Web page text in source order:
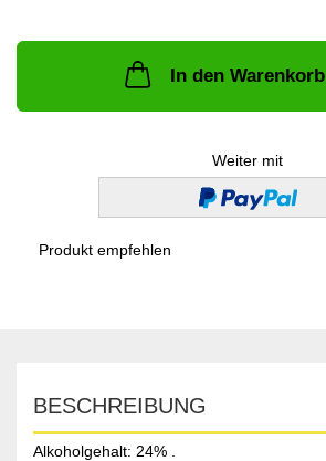
In den Warenkorb
Weiter mit
Produkt empfehlen
BESCHREIBUNG
Alkoholgehalt: 24% .